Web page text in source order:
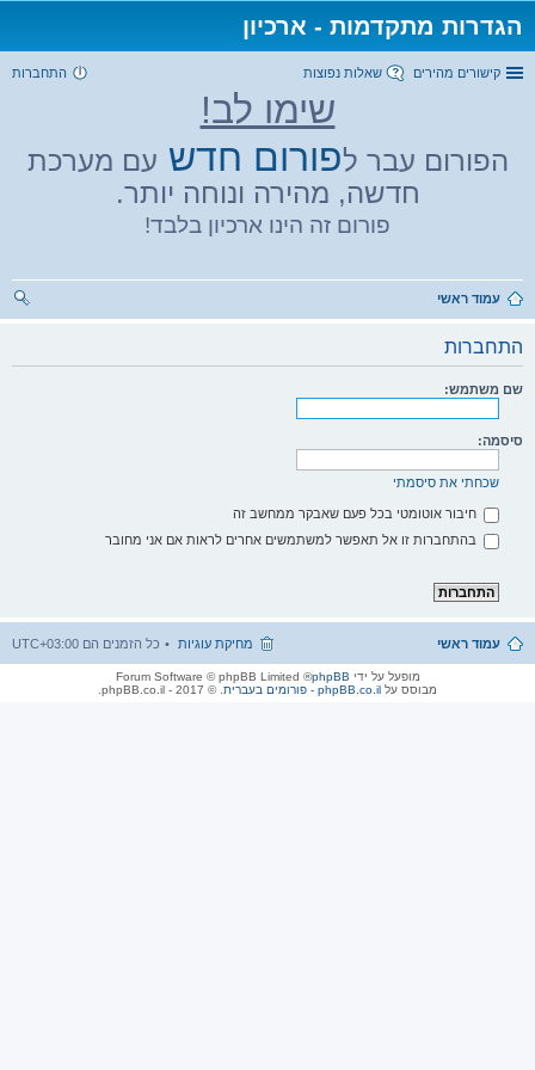
הגדרות מתקדמות - ארכיון
קישורים מהירים שאלות נפוצות התחברות
שימו לב!
הפורום עבר לפורום חדש עם מערכת
חדשה, מהירה ונוחה יותר.
פורום זה הינו ארכיון בלבד!
עמוד ראשי
התחברות
שם משתמש:
סיסמה:
שכחתי את סיסמתי
חיבור אוטומטי בכל פעם שאבקר ממחשב זה
בהתחברות זו אל תאפשר למשתמשים אחרים לראות אם אני מחובר
עמוד ראשי כל הזמנים הם UTC+03:00 מחיקת עוגיות
מופעל על ידי phpBB
® Forum Software © phpBB Limited
מבוסס על phpBB.co.il - פורומים בעברית . © 2017 - phpBB.co.il.